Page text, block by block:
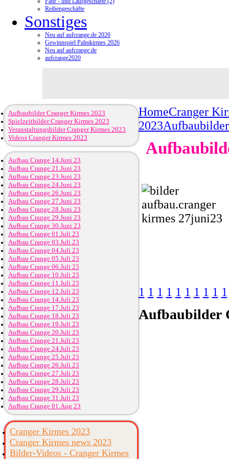
Reihengeschäfte
Sonstiges
Neu auf aufcrange.de 2026
Gewinnspiel Palmkirmes 2026
Neu auf aufcrange.de
aufcrange2020
HomeCranger
2023
1 1 1 1 1 1 1 1 1 1
Aufbaubilder
Aufbaubilder Cranger Kirmes 2023
Spielzeitbilder Cranger Kirmes 2023
Veranstaltungsbilder Cranger Kirmes 2023
Videos Cranger Kirmes 2023
Aufbau Crange 14.Juni 23
Aufbau Crange 21.Juni 23
Aufbau Crange 23.Juni 23
Aufbau Crange 24.Juni 23
Aufbau Crange 26.Juni 23
Aufbau Crange 27.Juni 23
Aufbau Crange 28.Juni 23
Aufbau Crange 29.Juni 23
Aufbau Crange 30.Juni 23
Aufbau Crange 01.Juli 23
Aufbau Crange 03.Juli 23
Aufbau Crange 04.Juli 23
Aufbau Crange 05.Juli 23
Aufbau Crange 06.Juli 23
Aufbau Crange 10.Juli 23
Aufbau Crange 11.Juli 23
Aufbau Crange 12.Juli 23
Aufbau Crange 14.Juli 23
Aufbau Crange 17.Juli 23
Aufbau Crange 18.Juli 23
Aufbau Crange 19.Juli 23
Aufbau Crange 20.Juli 23
Aufbau Crange 21.Juli 23
Aufbau Crange 24.Juli 23
Aufbau Crange 25.Juli 23
Aufbau Crange 26.Juli 23
Aufbau Crange 27.Juli 23
Aufbau Crange 28.Juli 23
Aufbau Crange 29.Juli 23
Aufbau Crange 31.Juli 23
Aufbau Crange 01.Aug 23
Cranger Kirmes 2023
Cranger Kirmes news 2023
Bilder-Videos - Cranger Kirmes